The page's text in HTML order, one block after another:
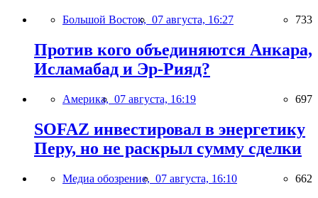
Большой Восток, 07 августа, 16:27 733
Против кого объединяются Анкара,
Исламабад и Эр-Рияд?
Америка, 07 августа, 16:19 697
SOFAZ инвестировал в энергетику
Перу, но не раскрыл сумму сделки
Медиа обозрение, 07 августа, 16:10 662